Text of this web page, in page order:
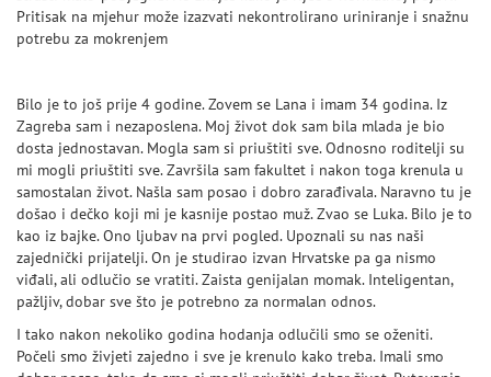
Pritisak na mjehur može izazvati nekontrolirano uriniranje i snažnu
potrebu za mokrenjem
Bilo je to još prije 4 godine. Zovem se Lana i imam 34 godina. Iz
Zagreba sam i nezaposlena. Moj život dok sam bila mlada je bio
dosta jednostavan. Mogla sam si priuštiti sve. Odnosno roditelji su
mi mogli priuštiti sve. Završila sam fakultet i nakon toga krenula u
samostalan život. Našla sam posao i dobro zarađivala. Naravno tu je
došao i dečko koji mi je kasnije postao muž. Zvao se Luka. Bilo je to
kao iz bajke. Ono ljubav na prvi pogled. Upoznali su nas naši
zajednički prijatelji. On je studirao izvan Hrvatske pa ga nismo
viđali, ali odlučio se vratiti. Zaista genijalan momak. Inteligentan,
pažljiv, dobar sve što je potrebno za normalan odnos.
I tako nakon nekoliko godina hodanja odlučili smo se oženiti.
Počeli smo živjeti zajedno i sve je krenulo kako treba. Imali smo